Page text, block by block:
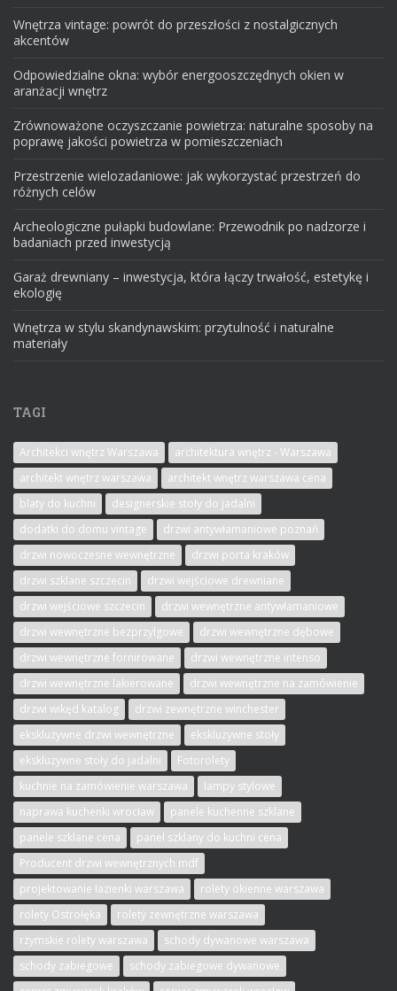
Wnętrza vintage: powrót do przeszłości z nostalgicznych
akcentów
Odpowiedzialne okna: wybór energooszczędnych okien w
aranżacji wnętrz
Zrównoważone oczyszczanie powietrza: naturalne sposoby na
poprawę jakości powietrza w pomieszczeniach
Przestrzenie wielozadaniowe: jak wykorzystać przestrzeń do
różnych celów
Archeologiczne pułapki budowlane: Przewodnik po nadzorze i
badaniach przed inwestycją
Garaż drewniany – inwestycja, która łączy trwałość, estetykę i
ekologię
Wnętrza w stylu skandynawskim: przytulność i naturalne
materiały
TAGI
Architekci wnętrz Warszawa
architektura wnętrz - Warszawa
architekt wnętrz warszawa
architekt wnętrz warszawa cena
blaty do kuchni
designerskie stoły do jadalni
dodatki do domu vintage
drzwi antywłamaniowe poznań
drzwi nowoczesne wewnętrzne
drzwi porta kraków
drzwi szklane szczecin
drzwi wejściowe drewniane
drzwi wejściowe szczecin
drzwi wewnętrzne antywłamaniowe
drzwi wewnętrzne bezprzylgowe
drzwi wewnętrzne dębowe
drzwi wewnętrzne fornirowane
drzwi wewnętrzne intenso
drzwi wewnętrzne lakierowane
drzwi wewnętrzne na zamówienie
drzwi wikęd katalog
drzwi zewnętrzne winchester
ekskluzywne drzwi wewnętrzne
ekskluzywne stoły
ekskluzywne stoły do jadalni
Fotorolety
kuchnie na zamówienie warszawa
lampy stylowe
naprawa kuchenki wrocław
panele kuchenne szklane
panele szklane cena
panel szklany do kuchni cena
Producent drzwi wewnętrznych mdf
projektowanie łazienki warszawa
rolety okienne warszawa
rolety Ostrołęka
rolety zewnętrzne warszawa
rzymskie rolety warszawa
schody dywanowe warszawa
schody zabiegowe
schody zabiegowe dywanowe